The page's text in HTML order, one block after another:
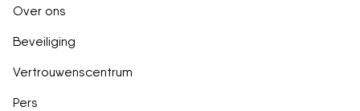
Over ons
Beveiliging
Vertrouwenscentrum
Pers